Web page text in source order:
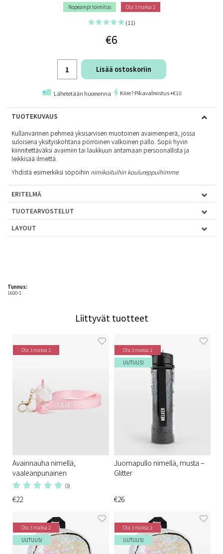
Nopeampi toimitus Ota 3 maksa 2
(11)
€6
Lisää ostoskoriin
Lähetetään huomenna Kiire? Pikavalmistus +€10
TUOTEKUVAUS
Kullanvärinen pehmeä yksisarvisen muotoinen avaimenperä, jossa
suloisena yksityiskohtana pörröinen valkoinen pallo. Sopii hyvin
kiinnitettäväksi avaimiin tai laukkuun antamaan persoonallista ja
leikkisää ilmettä.
Yhdistä esimerkiksi söpöihin nimikoituihin koulureppuihimme.
ERITELMÄ
TUOTEARVOSTELUT
LAYOUT
Tunnus:
1600-1
Liittyvät tuotteet
Ota 3 maksa 2
Avainnauha nimellä,
vaaleanpunainen
(3)
€22
Ota 3 maksa 2
UUTUUS!
Juomapullo nimellä, musta –
Glitter
€26
Ota 3 maksa 2
UUTUUS!
Ota 3 maksa 2
UUTUUS!